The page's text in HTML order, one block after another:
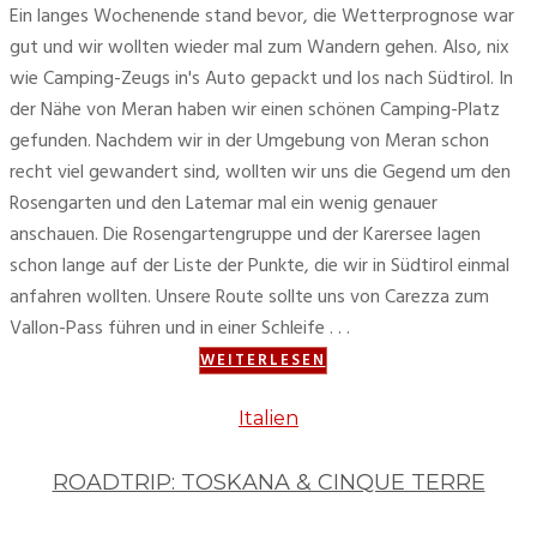
Ein langes Wochenende stand bevor, die Wetterprognose war
gut und wir wollten wieder mal zum Wandern gehen. Also, nix
wie Camping-Zeugs in's Auto gepackt und los nach Südtirol. In
der Nähe von Meran haben wir einen schönen Camping-Platz
gefunden. Nachdem wir in der Umgebung von Meran schon
recht viel gewandert sind, wollten wir uns die Gegend um den
Rosengarten und den Latemar mal ein wenig genauer
anschauen. Die Rosengartengruppe und der Karersee lagen
schon lange auf der Liste der Punkte, die wir in Südtirol einmal
anfahren wollten. Unsere Route sollte uns von Carezza zum
Vallon-Pass führen und in einer Schleife . . .
WEITERLESEN
Italien
ROADTRIP: TOSKANA & CINQUE TERRE